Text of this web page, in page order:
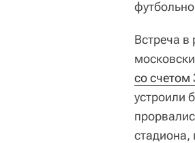
Встреча в
со счетом
устроили
стадиона,